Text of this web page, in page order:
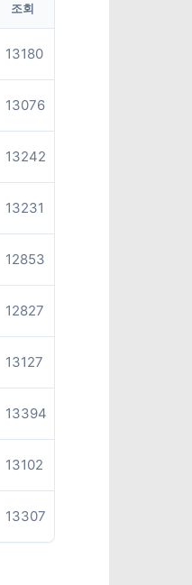
조회
13180
13076
13242
13231
12853
12827
13127
13394
13102
13307